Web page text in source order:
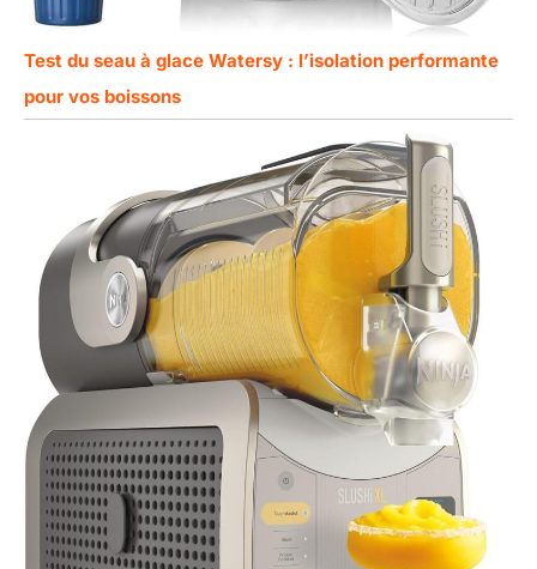
Test du seau à glace Watersy : l’isolation performante
pour vos boissons